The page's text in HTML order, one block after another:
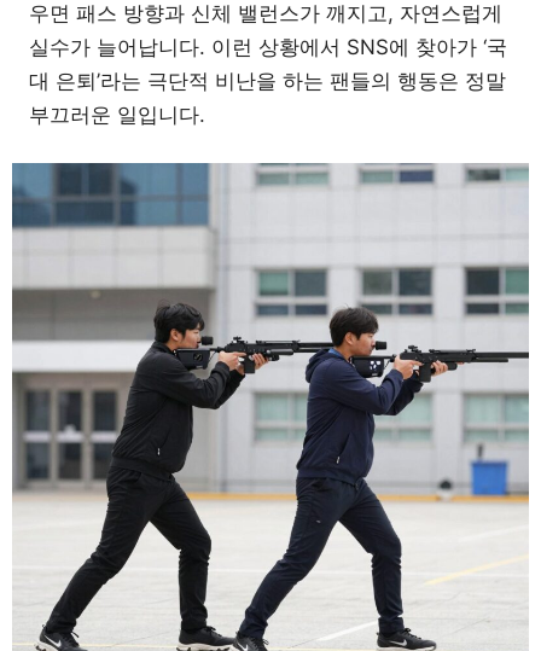
우면 패스 방향과 신체 밸런스가 깨지고, 자연스럽게
실수가 늘어납니다. 이런 상황에서 SNS에 찾아가 ‘국
대 은퇴’라는 극단적 비난을 하는 팬들의 행동은 정말
부끄러운 일입니다.